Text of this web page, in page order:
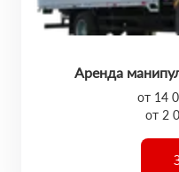
Аренда
от 14
от 2